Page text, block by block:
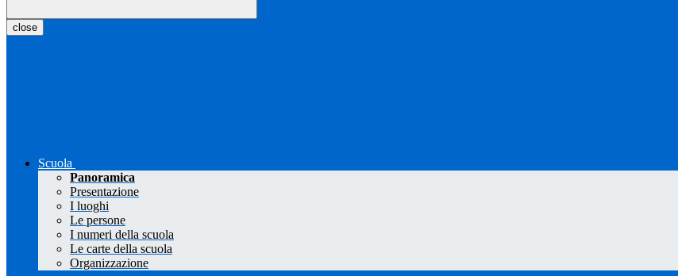
close
Scuola
Panoramica
Presentazione
I luoghi
Le persone
I numeri della scuola
Le carte della scuola
Organizzazione